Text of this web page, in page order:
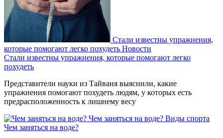
Стали известны упражнения,
которые помогают легко похудеть Новости
Стали известны упражнения, которые помогают легко
похудеть
Представители науки из Тайваня выяснили, какие
упражнения помогают похудеть людям, у которых есть
предрасположенность к лишнему весу
Чем заняться на воде? Виды спорта
Чем заняться на воде?